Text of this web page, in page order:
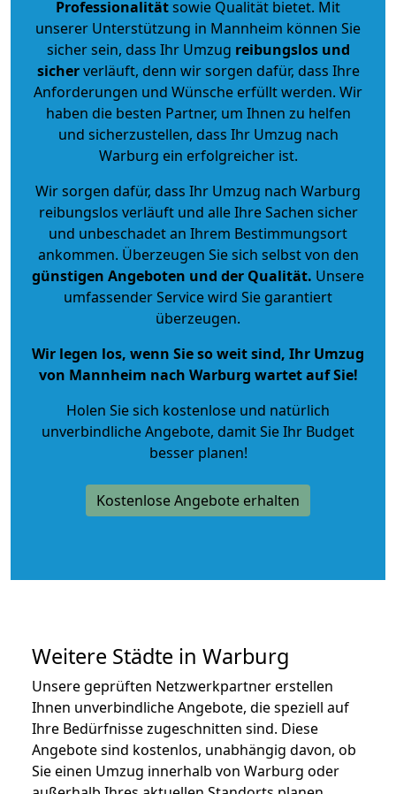
Professionalitätsowie Qualität bietet. Mit
unserer Unterstützung in Mannheim können Sie
sicher sein, dass Ihr Umzug reibungslos und
sicherverläuft, denn wir sorgen dafür, dass Ihre
Anforderungen und Wünsche erfüllt werden. Wir
haben die besten Partner, um Ihnen zu helfen
und sicherzustellen, dass Ihr Umzug nach
Warburg ein erfolgreicher ist.
Wir sorgen dafür, dass Ihr Umzug nach Warburg
reibungslos verläuft und alle Ihre Sachen sicher
und unbeschadet an Ihrem Bestimmungsort
ankommen. Überzeugen Sie sich selbst von den
günstigen Angeboten und der Qualität. Unsere
umfassender Service wird Sie garantiert
überzeugen.
Wir legen los, wenn Sie so weit sind, Ihr Umzug
von Mannheim nach Warburg wartet auf Sie!
Holen Sie sich kostenlose und natürlich
unverbindliche Angebote, damit Sie Ihr Budget
besser planen!
Kostenlose Angebote erhalten
Weitere Städte in Warburg
Unsere geprüften Netzwerkpartner erstellen
Ihnen unverbindliche Angebote, die speziell auf
Ihre Bedürfnisse zugeschnitten sind. Diese
Angebote sind kostenlos, unabhängig davon, ob
Sie einen Umzug innerhalb von Warburg oder